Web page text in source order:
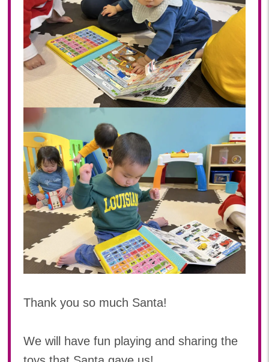
Thank you so much Santa!
We will have fun playing and sharing the